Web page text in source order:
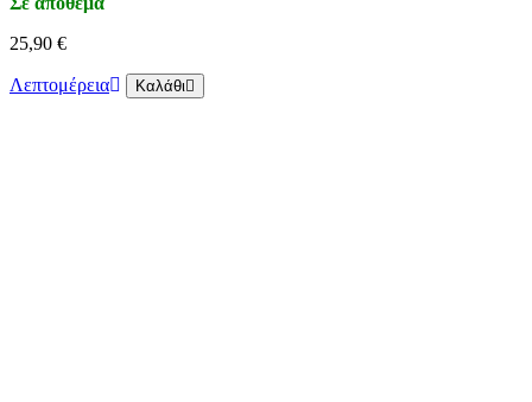
25,90 €
Λεπτομέρεια Καλάθι